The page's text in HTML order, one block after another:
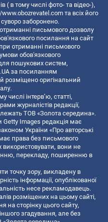
( в тому числі фото- та відео-),
та всіх його
заборонено.
письмового дозволу
посилання на сайт
отриманні письмового
обов'язкового
пошукових систем,
за посиланням
розміщено оригінальний
числі інтерв’ю, статті,
журналістів редакції,
ТОВ «Золота середина».
Getty Images редакція має
України «Про авторські
права без письмового
використовувати, вони не
перекладу, поширенню в
точку зору, викладену в
інформації, опублікованої
несе рекламодавець.
розміщених на цьому сайті,
на сторінку цього сайту,
згадування, але без